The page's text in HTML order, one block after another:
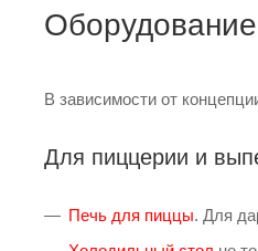
В зависимости от
Для пиццерии и
Печь для пиццы. Для